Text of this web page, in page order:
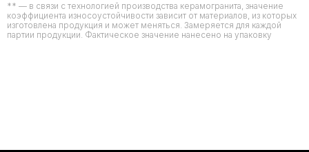
** — в связи с технологией производства керамогранита, значение
коэффициента износоустойчивости зависит от материалов, из которых
изготовлена продукция и может меняться. Замеряется для каждой
партии продукции. Фактическое значение нанесено на упаковку